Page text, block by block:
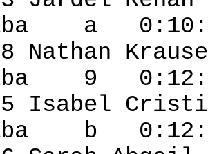
a
9
Isabel
b